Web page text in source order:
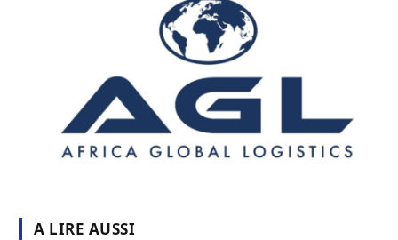
A LIRE AUSSI